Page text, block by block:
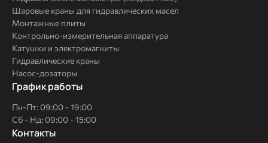
Шаровые краны для гидравлических масел
Монтажные плиты
Контрольно-измерительная аппаратура
Катушки и электромагниты
Гидравлические краны
Насос-дозаторы
График работы
Пн-Пт: 09:00 - 19:00
Сб - Нд: 09:00 - 15:00
Контакты